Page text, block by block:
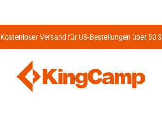
Kostenloser Versand für US-Bestellungen über 50 $